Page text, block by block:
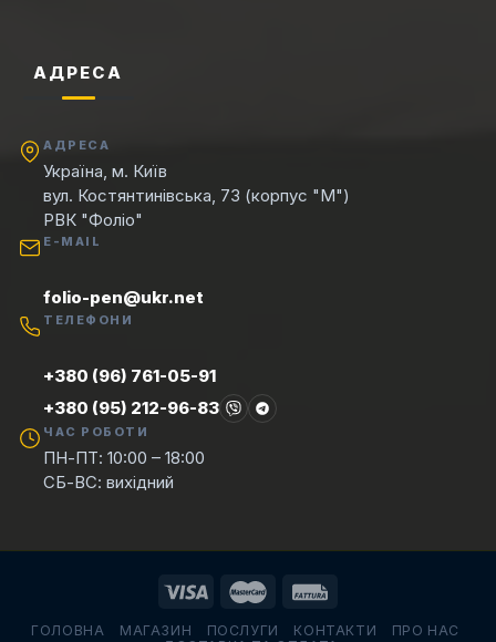
АДРЕСА
АДРЕСА
Україна, м. Київ
вул. Костянтинівська, 73 (корпус "М")
РВК "Фоліо"
E-MAIL
folio-pen@ukr.net
ТЕЛЕФОНИ
+380 (96) 761-05-91
+380 (95) 212-96-83
ЧАС РОБОТИ
ПН-ПТ: 10:00 – 18:00
СБ-ВС: вихідний
ГОЛОВНА МАГАЗИН ПОСЛУГИ КОНТАКТИ
ПРО НАС